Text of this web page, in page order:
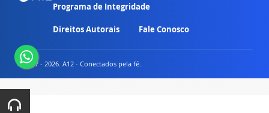
Programa de Integridade
Direitos Autorais Fale Conosco
© 2007 - 2026. A12 - Conectados pela fé.